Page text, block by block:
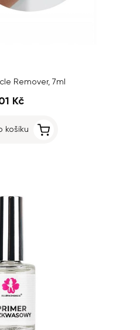
Remover, 7ml
Kč
košíku